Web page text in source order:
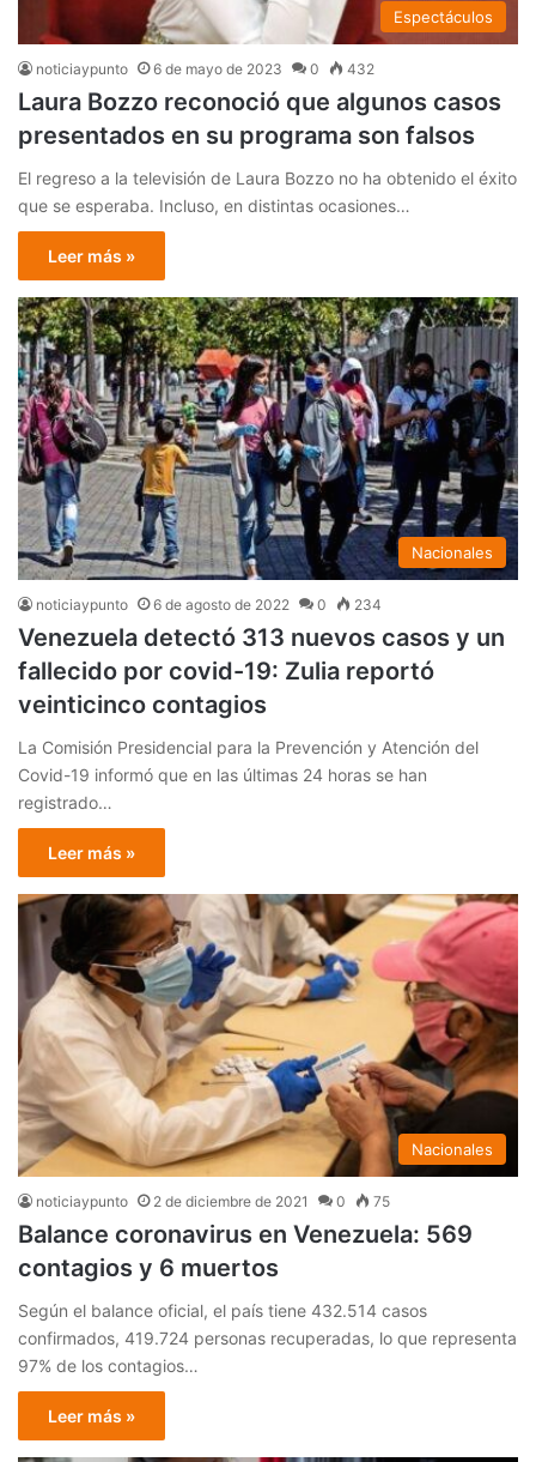
Espectáculos
noticiaypunto 6 de mayo de 2023 0 432
Laura Bozzo reconoció que algunos casos
presentados en su programa son falsos
El regreso a la televisión de Laura Bozzo no ha obtenido el éxito
que se esperaba. Incluso, en distintas ocasiones…
Leer más »
Nacionales
noticiaypunto 6 de agosto de 2022 0 234
Venezuela detectó 313 nuevos casos y un
fallecido por covid-19: Zulia reportó
veinticinco contagios
La Comisión Presidencial para la Prevención y Atención del
Covid-19 informó que en las últimas 24 horas se han
registrado…
Leer más »
Nacionales
noticiaypunto 2 de diciembre de 2021 0 75
Balance coronavirus en Venezuela: 569
contagios y 6 muertos
Según el balance oficial, el país tiene 432.514 casos
confirmados, 419.724 personas recuperadas, lo que representa
97% de los contagios…
Leer más »